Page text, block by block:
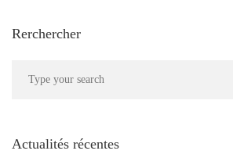
Rerchercher
Actualités récentes